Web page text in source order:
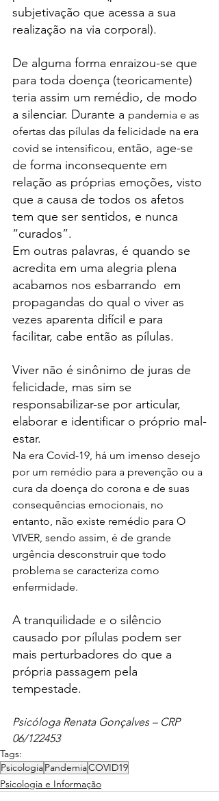
subjetivação que acessa a sua
realização na via corporal).
De alguma forma enraizou-se que
para toda doença (teoricamente)
teria assim um remédio, de modo
a silenciar. Durante a pandemia e as
ofertas das pílulas da felicidade na era
covid se intensificou, então, age-se
de forma inconsequente em
relação as próprias emoções, visto
que a causa de todos os afetos
tem que ser sentidos, e nunca
“curados”.
Em outras palavras, é quando se
acredita em uma alegria plena
acabamos nos esbarrando  em
propagandas do qual o viver as
vezes aparenta difícil e para
facilitar, cabe então as pílulas.
Viver não é sinônimo de juras de
felicidade, mas sim se
responsabilizar-se por articular,
elaborar e identificar o próprio mal-
estar.
Na era Covid-19, há um imenso desejo
por um remédio para a prevenção ou a
cura da doença do corona e de suas
consequências emocionais, no
entanto, não existe remédio para O
VIVER, sendo assim, é de grande
urgência desconstruir que todo
problema se caracteriza como
enfermidade.
A tranquilidade e o silêncio
causado por pílulas podem ser
mais perturbadores do que a
própria passagem pela
tempestade.
Psicóloga Renata Gonçalves – CRP
06/122453
Tags:
PsicologiaPandemiaCOVID19
Psicologia e Informação